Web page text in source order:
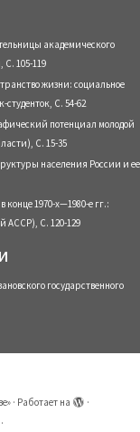
академического
105-119
жизни: социальное
С. 54-62
потенциал молодой
С. 15-35
населения России и ее
1970-х—1980-е гг.:
АССР), С. 120-129
государственного
· Работает на
·
·